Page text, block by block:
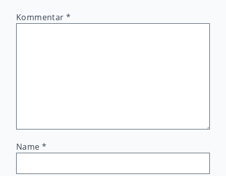
Kommentar*
Name *